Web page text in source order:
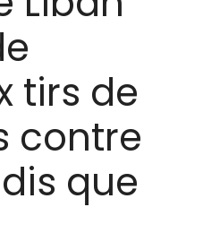
tirs de
contre
que